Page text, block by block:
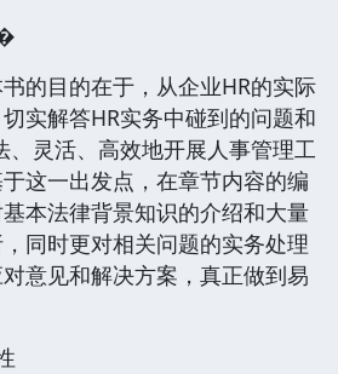
目的在于，从企业HR的实际
实解答HR实务中碰到的问题和
、灵活、高效地开展人事管理工
这一出发点，在章节内容的编
本法律背景知识的介绍和大量
同时更对相关问题的实务处理
意见和解决方案，真正做到易